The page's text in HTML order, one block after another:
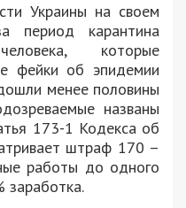
Украины на своем
период карантина
которые
фейки об эпидемии
менее половины
названы
173-1 Кодекса об
штраф 170 –
работы до одного
заработка.